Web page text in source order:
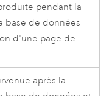
pendant la
base de données
d'une page de
après la